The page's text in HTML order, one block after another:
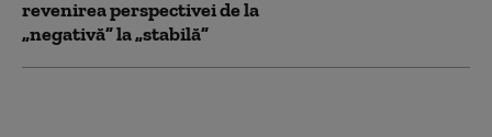
revenirea perspectivei de la
„negativă” la „stabilă”